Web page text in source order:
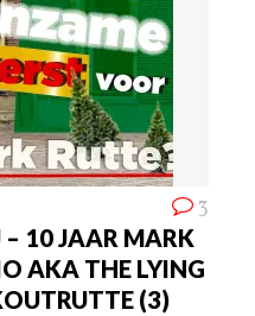
3
– 10 JAAR MARK
AKA THE LYING
(3)